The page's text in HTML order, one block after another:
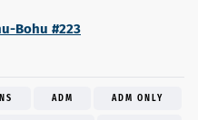
Bohu #223
ADM ADM ONLY